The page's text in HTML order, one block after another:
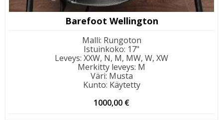
Barefoot Wellington
Malli: Rungoton
Istuinkoko: 17"
Leveys: XXW, N, M, MW, W, XW
Merkitty leveys: M
Väri: Musta
Kunto: Käytetty
1000,00 €